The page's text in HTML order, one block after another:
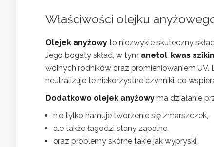
Właściwości olejku
Olejek anyżowy to niezwykle skuteczny
Jego bogaty skład, w tym anetol, kwas
wolnych rodników oraz promieniowaniem
neutralizuje te niekorzystne czynniki, co
Dodatkowo olejek anyżowy ma działanie
nie tylko hamuje tworzenie się zmarszczek,
ale także łagodzi stany zapalne,
oraz problemy skórne takie jak wypryski.